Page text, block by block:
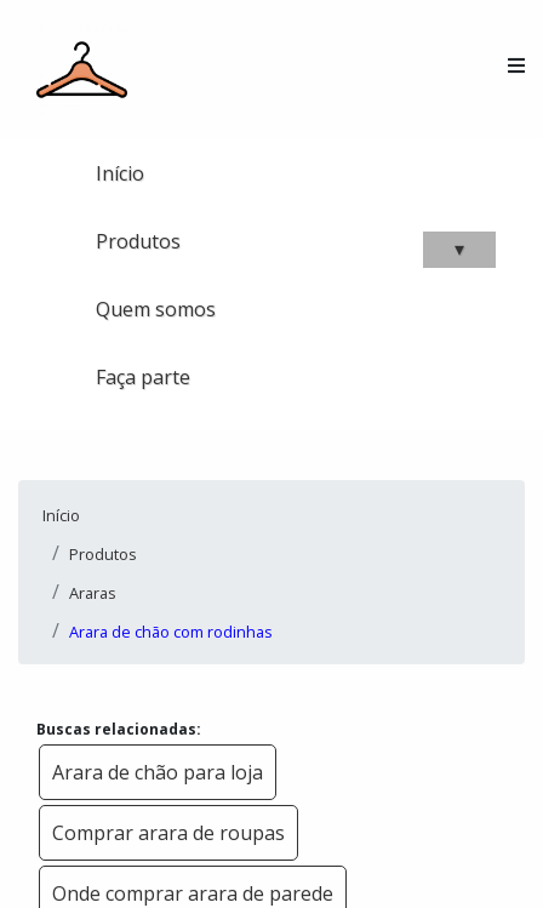
Início
Produtos ▾
Quem somos
Faça parte
Início
Produtos
Araras
Arara de chão com rodinhas
Buscas relacionadas:
Arara de chão para loja
Comprar arara de roupas
Onde comprar arara de parede